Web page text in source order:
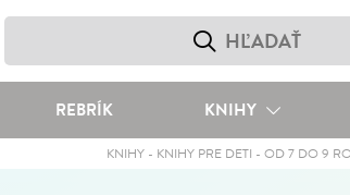
REBRÍK KNIHY
KNIHY - KNIHY PRE DETI -OD 7 DO 9